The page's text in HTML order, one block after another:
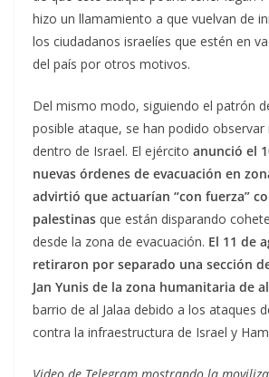
hizo un llamamiento a que vuelvan de
los ciudadanos israelíes que estén en
del país por otros motivos.
Del mismo modo, siguiendo el patrón
posible ataque, se han podido observar
dentro de Israel. El ejército anunció el
nuevas órdenes de evacuación en
advirtió que actuarían “con fuerza”
palestinas que están disparando
desde la zona de evacuación. El 11 de
retiraron por separado una sección
Jan Yunis de la zona humanitaria de
barrio de al Jalaa debido a los ataques
contra la infraestructura de Israel y